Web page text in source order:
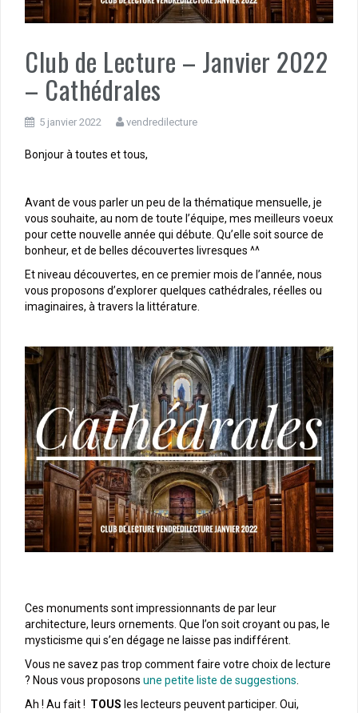
Club de Lecture – Janvier 2022
– Cathédrales
5 janvier 2022 vendredilecture
Bonjour à toutes et tous,
Avant de vous parler un peu de la thématique mensuelle, je
vous souhaite, au nom de toute l’équipe, mes meilleurs voeux
pour cette nouvelle année qui débute. Qu’elle soit source de
bonheur, et de belles découvertes livresques ^^
Et niveau découvertes, en ce premier mois de l’année, nous
vous proposons d’explorer quelques cathédrales, réelles ou
imaginaires, à travers la littérature.
Ces monuments sont impressionnants de par leur
architecture, leurs ornements. Que l’on soit croyant ou pas, le
mysticisme qui s’en dégage ne laisse pas indifférent.
Vous ne savez pas trop comment faire votre choix de lecture
? Nous vous proposons une petite liste de suggestions
Ah ! Au fait ! TOUS les lecteurs peuvent participer. Oui,